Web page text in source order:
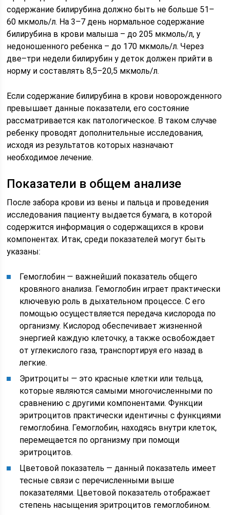
содержание билирубина должно быть не больше 51–
60 мкмоль/л. На 3–7 день нормальное содержание
билирубина в крови малыша – до 205 мкмоль/л, у
недоношенного ребенка – до 170 мкмоль/л. Через
две–три недели билирубин у деток должен прийти в
норму и составлять 8,5–20,5 мкмоль/л.
Если содержание билирубина в крови новорожденного
превышает данные показатели, его состояние
рассматривается как патологическое. В таком случае
ребенку проводят дополнительные исследования,
исходя из результатов которых назначают
необходимое лечение.
Показатели в общем анализе
После забора крови из вены и пальца и проведения
исследования пациенту выдается бумага, в которой
содержится информация о содержащихся в крови
компонентах. Итак, среди показателей могут быть
указаны:
Гемоглобин — важнейший показатель общего
кровяного анализа. Гемоглобин играет практически
ключевую роль в дыхательном процессе. С его
помощью осуществляется передача кислорода по
организму. Кислород обеспечивает жизненной
энергией каждую клеточку, а также освобождает
от углекислого газа, транспортируя его назад в
легкие.
Эритроциты — это красные клетки или тельца,
которые являются самыми многочисленными по
сравнению с другими компонентами. Функции
эритроцитов практически идентичны с функциями
гемоглобина. Гемоглобин, находясь внутри клеток,
перемещается по организму при помощи
эритроцитов.
Цветовой показатель — данный показатель имеет
тесные связи с перечисленными выше
показателями. Цветовой показатель отображает
степень насыщения эритроцитов гемоглобином.